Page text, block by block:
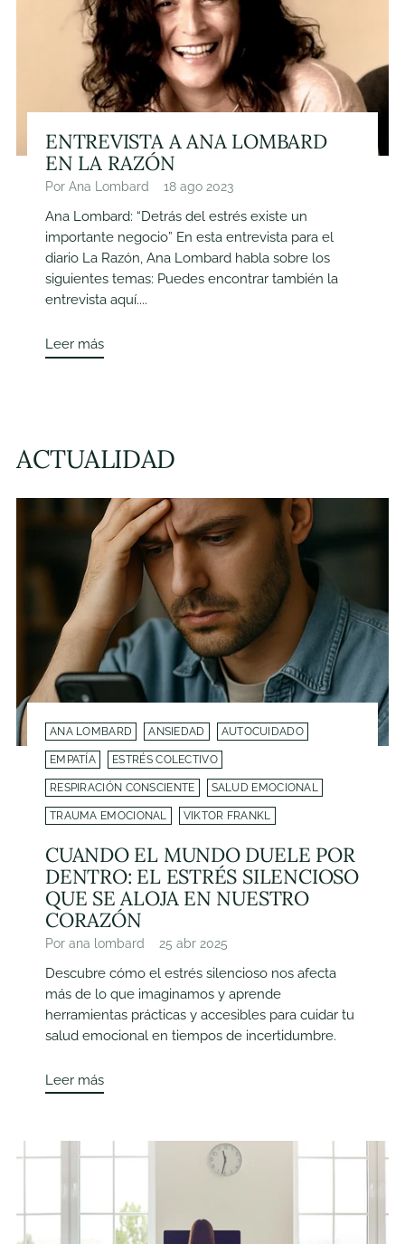
ENTREVISTA A ANA LOMBARD
EN LA RAZÓN
Por Ana Lombard 18 ago 2023
Ana Lombard: “Detrás del estrés existe un
importante negocio” En esta entrevista para el
diario La Razón, Ana Lombard habla sobre los
siguientes temas: Puedes encontrar también la
entrevista aquí....
Leer más
ACTUALIDAD
ANA LOMBARD ANSIEDAD AUTOCUIDADO
EMPATÍA ESTRÉS COLECTIVO
RESPIRACIÓN CONSCIENTE SALUD EMOCIONAL
TRAUMA EMOCIONAL VIKTOR FRANKL
CUANDO EL MUNDO DUELE POR
DENTRO: EL ESTRÉS SILENCIOSO
QUE SE ALOJA EN NUESTRO
CORAZÓN
Por ana lombard 25 abr 2025
Descubre cómo el estrés silencioso nos afecta
más de lo que imaginamos y aprende
herramientas prácticas y accesibles para cuidar tu
salud emocional en tiempos de incertidumbre.
Leer más